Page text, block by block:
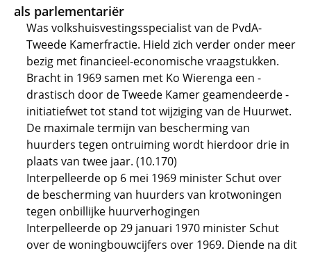
als parlementariër
Was volkshuisvestingsspecialist van de PvdA-
Tweede Kamerfractie. Hield zich verder onder meer
bezig met financieel-economische vraagstukken.
Bracht in 1969 samen met Ko Wierenga een -
drastisch door de Tweede Kamer geamendeerde -
initiatiefwet tot stand tot wijziging van de Huurwet.
De maximale termijn van bescherming van
huurders tegen ontruiming wordt hierdoor drie in
plaats van twee jaar. (10.170)
Interpelleerde op 6 mei 1969 minister Schut over
de bescherming van huurders van krotwoningen
tegen onbillijke huurverhogingen
Interpelleerde op 29 januari 1970 minister Schut
over de woningbouwcijfers over 1969. Diende na dit